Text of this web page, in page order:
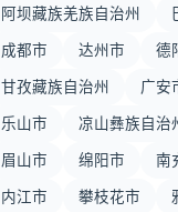
阿坝藏族羌族自治州
成都市 达州市 德
甘孜藏族自治州 广安
乐山市 凉山彝族自治
眉山市 绵阳市 南
内江市 攀枝花市